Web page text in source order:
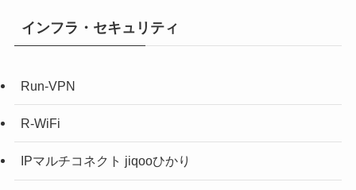
インフラ・セキュリティ
Run-VPN
R-WiFi
IPマルチコネクト jiqooひかり